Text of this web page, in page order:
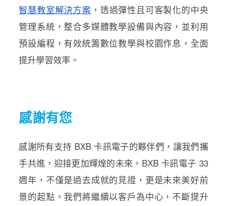
智慧教室解決方案 ，透過彈性且可客製化的中央
管理系統，整合多媒體教學設備與內容，並利用
預設編程，有效統籌數位教學與校園作息，全面
提升學習效率。
感謝有您
感謝所有支持 BXB 卡訊電子的夥伴們，讓我們攜
手共進，迎接更加輝煌的未來。BXB 卡訊電子 33
週年，不僅是過去成就的見證，更是未來美好前
景的起點。我們將繼續以客戶為中心，不斷提升